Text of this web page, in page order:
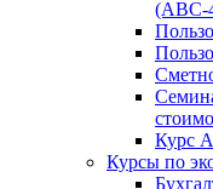
(АВС-
Курс
Курсы по